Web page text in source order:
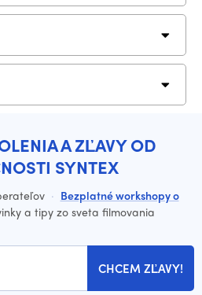
A ZĽAVY OD
SYNTEX
· Bezplatné workshopy o
a tipy zo sveta filmovania
CHCEM ZĽAVY!